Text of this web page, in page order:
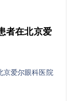
者在北京爱
京爱尔眼科医院